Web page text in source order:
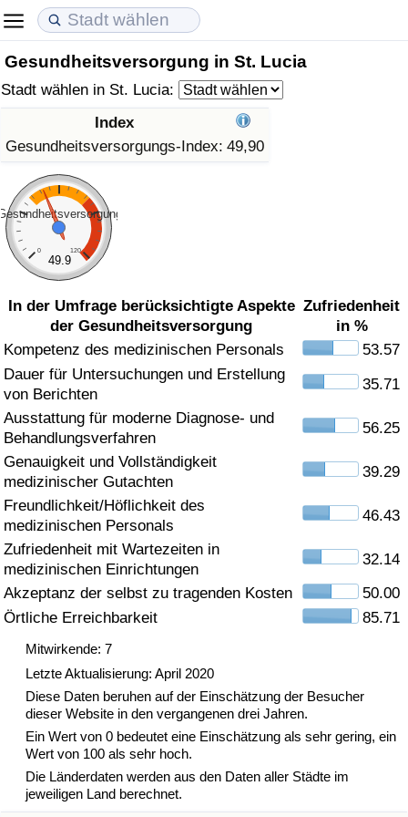
Gesundheitsversorgung in St. Lucia
Stadt wählen in St. Lucia:
Index
Gesundheitsversorgungs-Index: 49,90
0 120
49.9
In der Umfrage berücksichtigte Aspekte
der Gesundheitsversorgung
Zufriedenheit
in %
Kompetenz des medizinischen Personals
53.57
Dauer für Untersuchungen und Erstellung
von Berichten
35.71
Ausstattung für moderne Diagnose- und
Behandlungsverfahren
56.25
Genauigkeit und Vollständigkeit
medizinischer Gutachten
39.29
Freundlichkeit/Höflichkeit des
medizinischen Personals
46.43
Zufriedenheit mit Wartezeiten in
medizinischen Einrichtungen
32.14
Akzeptanz der selbst zu tragenden Kosten
50.00
Örtliche Erreichbarkeit
85.71
Mitwirkende: 7
Letzte Aktualisierung: April 2020
Diese Daten beruhen auf der Einschätzung der Besucher
dieser Website in den vergangenen drei Jahren.
Ein Wert von 0 bedeutet eine Einschätzung als sehr gering, ein
Wert von 100 als sehr hoch.
Die Länderdaten werden aus den Daten aller Städte im
jeweiligen Land berechnet.
Lebenshaltungskosten
Lebenshaltungskosten-Index (aktuell)
Lebenshaltungskosten-Index
Lebenshaltungskosten-Index nach Land
in Akaba
Immobilienpreise
Immobilienpreis-Index (aktuell)
Immobilienpreis-Index
Immobilienpreis-Index nach Land
Lebensqualität
Lebensqualität-Index
Lebensqualität-Index (aktuell)
Lebensqualitätsindex nach Land
Kriminalität
Kriminalitäts-Index (aktuell)
Kriminalitäts-Index
Kriminalitätsindex nach Land
Gesundheitsversorgung
Gesundheitsversorgungs-Index (aktuell)
Gesundheitsversorgungs-Index
Gesundheitsversorgungs-Index nach Land
Umweltverschmutzung
Umweltverschmutzungs-Index (aktuell)
Verschmutzungsindex
Verkehr